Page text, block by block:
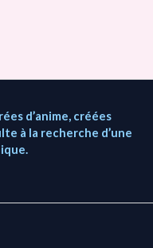
d’anime, créées
à la recherche d’une